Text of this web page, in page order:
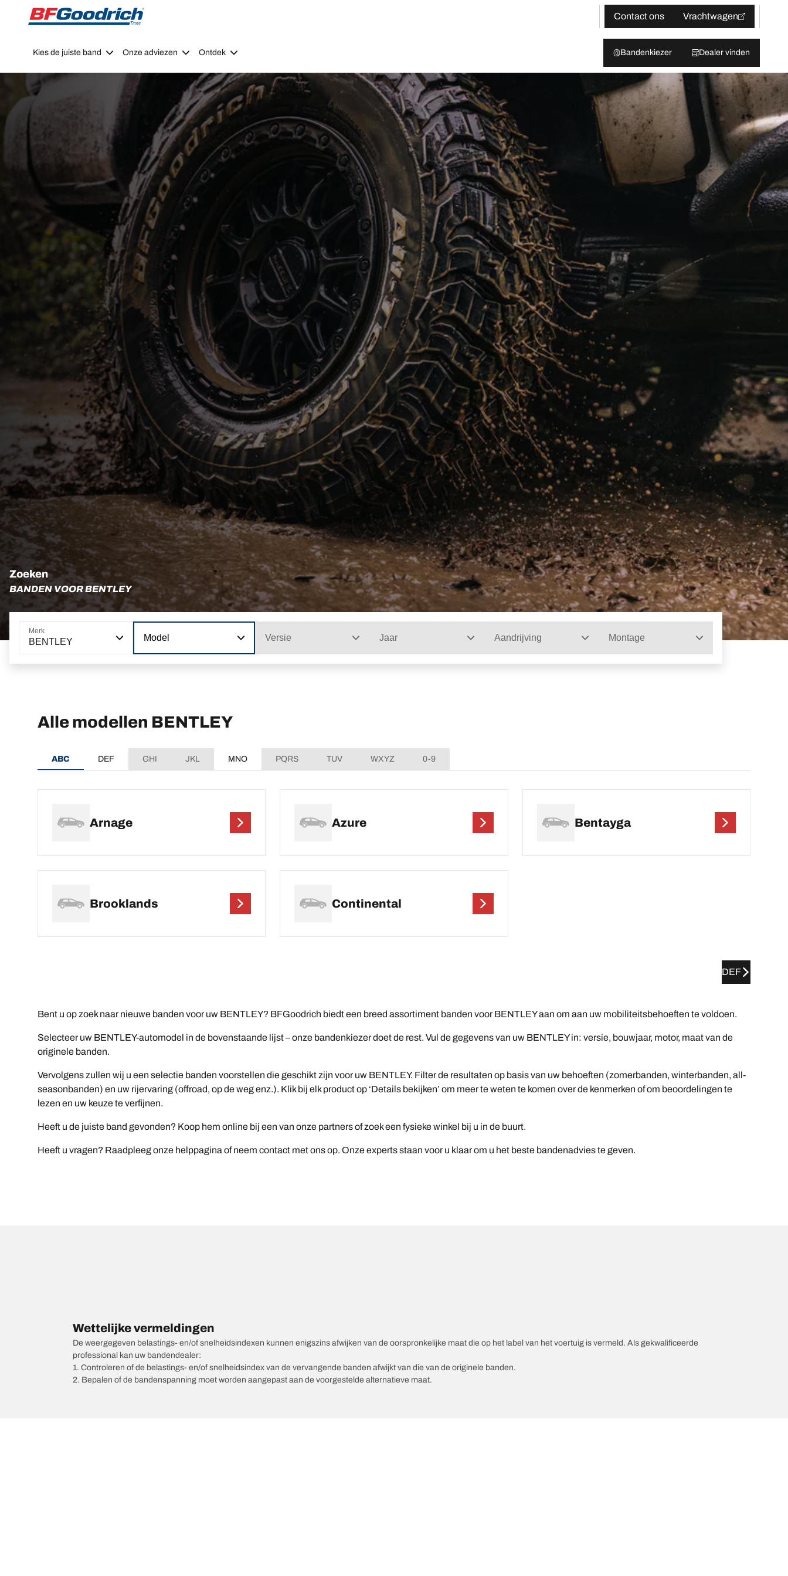
Go to page content
Go to page navigation
Contact ons
Vrachtwagen
Kies de juiste band Onze adviezen Ontdek Bandenkiezer Dealer vinden
Zoeken
BANDEN VOOR BENTLEY
Merk
BENTLEY Model Versie Jaar Aandrijving Montage
Alle modellen BENTLEY
ABC DEF GHI JKL MNO PQRS TUV WXYZ 0-9
Arnage Azure Bentayga
Brooklands Continental
DEF
Bent u op zoek naar nieuwe banden voor uw BENTLEY? BFGoodrich biedt een breed assortiment banden voor BENTLEY aan om aan uw mobiliteitsbehoeften te voldoen.
Selecteer uw BENTLEY-automodel in de bovenstaande lijst – onze bandenkiezer doet de rest. Vul de gegevens van uw BENTLEY in: versie, bouwjaar, motor, maat van de
originele banden.
Vervolgens zullen wij u een selectie banden voorstellen die geschikt zijn voor uw BENTLEY. Filter de resultaten op basis van uw behoeften (zomerbanden, winterbanden, all-
seasonbanden) en uw rijervaring (offroad, op de weg enz.). Klik bij elk product op ‘Details bekijken’ om meer te weten te komen over de kenmerken of om beoordelingen te
lezen en uw keuze te verfijnen.
Heeft u de juiste band gevonden? Koop hem online bij een van onze partners of zoek een fysieke winkel bij u in de buurt.
Heeft u vragen? Raadpleeg onze helppagina of neem contact met ons op. Onze experts staan voor u klaar om u het beste bandenadvies te geven.
Wettelijke vermeldingen
De weergegeven belastings- en/of snelheidsindexen kunnen enigszins afwijken van de oorspronkelijke maat die op het label van het voertuig is vermeld. Als gekwalificeerde
professional kan uw bandendealer:
1. Controleren of de belastings- en/of snelheidsindex van de vervangende banden afwijkt van die van de originele banden.
2. Bepalen of de bandenspanning moet worden aangepast aan de voorgestelde alternatieve maat.